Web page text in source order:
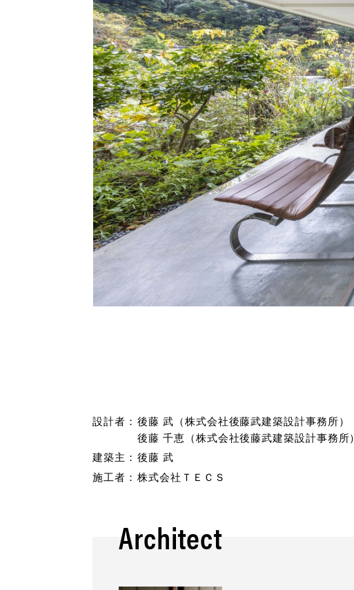
設計者： 後藤 武（株式会社後藤武建築設計事務所）
後藤 千恵（株式会社後藤武建築設計事務所）
建築主： 後藤 武
施工者： 株式会社ＴＥＣＳ
Architect